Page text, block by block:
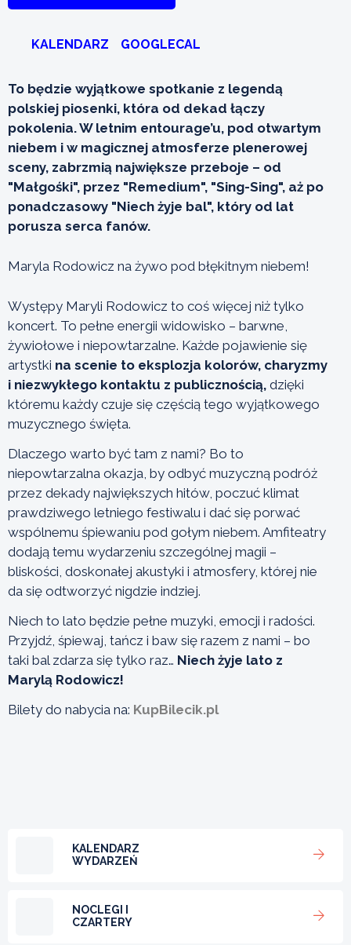
KALENDARZ GOOGLECAL
To będzie wyjątkowe spotkanie z legendą
polskiej piosenki, która od dekad łączy
pokolenia. W letnim entourage’u, pod otwartym
niebem i w magicznej atmosferze plenerowej
sceny, zabrzmią największe przeboje – od
"Małgośki", przez "Remedium", "Sing-Sing", aż po
ponadczasowy "Niech żyje bal", który od lat
porusza serca fanów.
Maryla Rodowicz na żywo pod błękitnym niebem!
Występy Maryli Rodowicz to coś więcej niż tylko
koncert. To pełne energii widowisko – barwne,
żywiołowe i niepowtarzalne. Każde pojawienie się
artystki na scenie to eksplozja kolorów, charyzmy
i niezwykłego kontaktu z publicznością, dzięki
któremu każdy czuje się częścią tego wyjątkowego
muzycznego święta.
Dlaczego warto być tam z nami? Bo to
niepowtarzalna okazja, by odbyć muzyczną podróż
przez dekady największych hitów, poczuć klimat
prawdziwego letniego festiwalu i dać się porwać
wspólnemu śpiewaniu pod gołym niebem. Amfiteatry
dodają temu wydarzeniu szczególnej magii –
bliskości, doskonałej akustyki i atmosfery, której nie
da się odtworzyć nigdzie indziej.
Niech to lato będzie pełne muzyki, emocji i radości.
Przyjdź, śpiewaj, tańcz i baw się razem z nami – bo
taki bal zdarza się tylko raz… Niech żyje lato z
Marylą Rodowicz!
Bilety do nabycia na: KupBilecik.pl
KALENDARZ
WYDARZEŃ
NOCLEGI I
CZARTERY